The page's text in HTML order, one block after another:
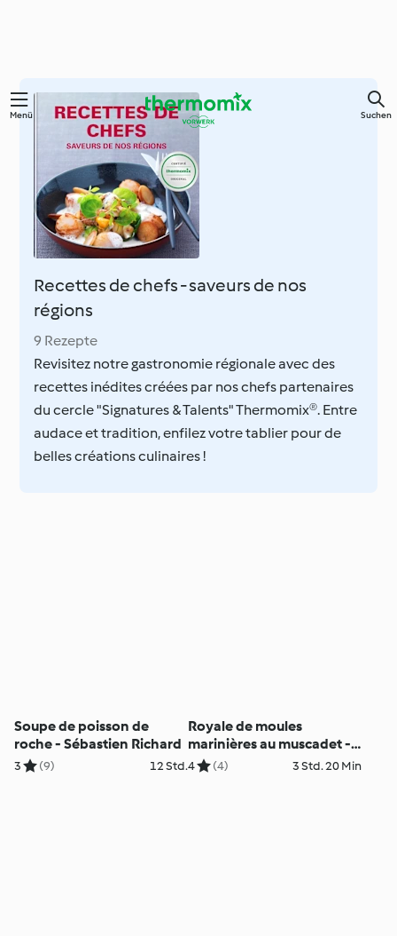
Springe
Hauptinhalt
Menü Suchen
Recettes de chefs - saveurs de nos
régions
9 Rezepte
Revisitez notre gastronomie régionale avec des
recettes inédites créées par nos chefs partenaires
du cercle "Signatures & Talents" Thermomix®. Entre
audace et tradition, enfilez votre tablier pour de
belles créations culinaires !
Soupe de poisson de
roche - Sébastien Richard
3 (9) 12 Std.
Royale de moules
marinières au muscadet -
Eric Guérin
4 (4) 3 Std. 20 Min